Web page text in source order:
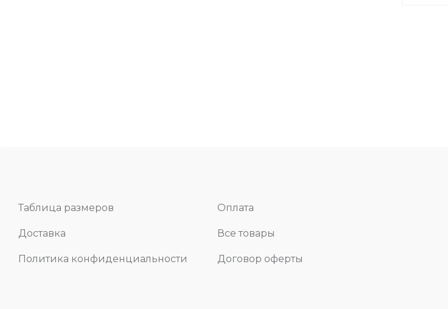
Таблица размеров Оплата
Доставка Все товары
Политика конфиденциальности Договор оферты